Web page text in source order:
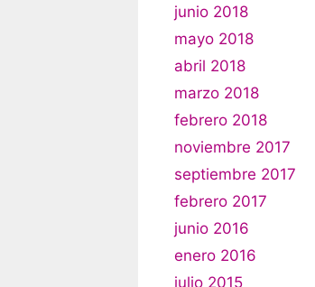
junio 2018
mayo 2018
abril 2018
marzo 2018
febrero 2018
noviembre 2017
septiembre 2017
febrero 2017
junio 2016
enero 2016
julio 2015